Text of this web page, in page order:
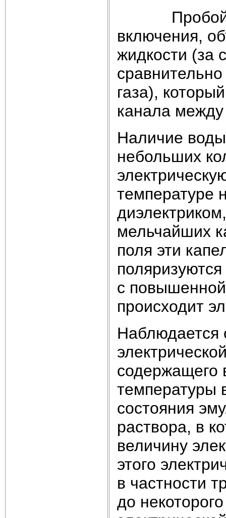
Пробой
включения,
жидкости (за
газа),
канала
Наличие
небольших
температуре
мельчайших
поля эти
с
происходит
Наблюдается
содержащего
температуры
состояния
раствора, в
величину
этого
в частности
до